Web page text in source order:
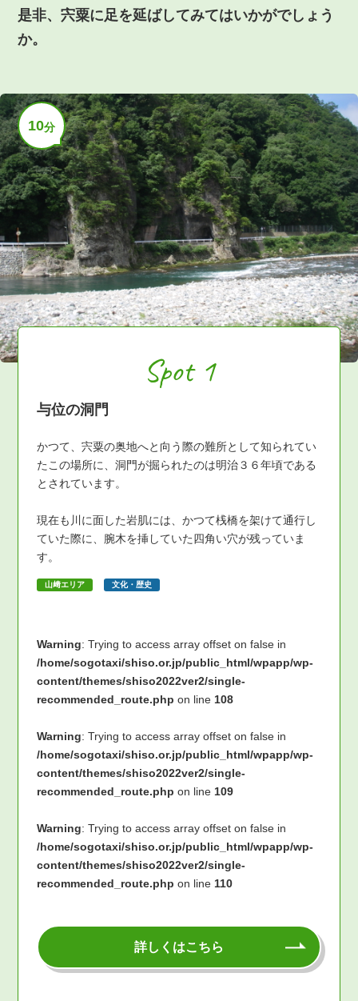
是非、宍粟に足を延ばしてみてはいかがでしょう
か。
10分
Spot 1
与位の洞門
かつて、宍粟の奥地へと向う際の難所として知られてい
たこの場所に、洞門が掘られたのは明治３６年頃である
とされています。
現在も川に面した岩肌には、かつて桟橋を架けて通行し
ていた際に、腕木を挿していた四角い穴が残っていま
す。
山﨑エリア 文化・歴史
Warning: Trying to access array offset on false in
/home/sogotaxi/shiso.or.jp/public_html/wpapp/wp-
content/themes/shiso2022ver2/single-
recommended_route.php on line 108
Warning: Trying to access array offset on false in
/home/sogotaxi/shiso.or.jp/public_html/wpapp/wp-
content/themes/shiso2022ver2/single-
recommended_route.php on line 109
Warning: Trying to access array offset on false in
/home/sogotaxi/shiso.or.jp/public_html/wpapp/wp-
content/themes/shiso2022ver2/single-
recommended_route.php on line 110
詳しくはこちら